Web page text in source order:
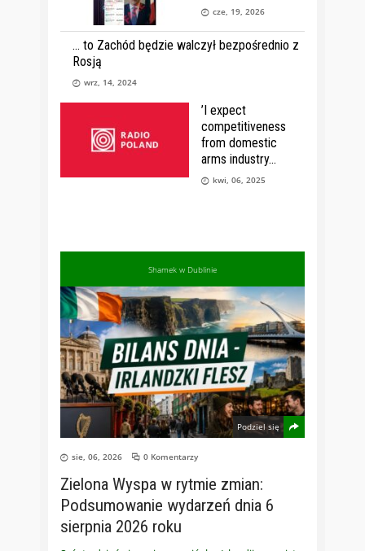
cze, 19, 2026
… to Zachód będzie walczył bezpośrednio z
Rosją
wrz, 14, 2024
’I expect
competitiveness
from domestic
arms industry
kwi, 06, 2025
Shamek w Dublinie
Podziel się
sie, 06, 2026 0 Komentarzy
Zielona Wyspa w rytmie zmian:
Podsumowanie wydarzeń dnia 6
sierpnia 2026 roku